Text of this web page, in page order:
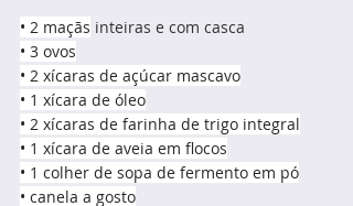
• 2 maçãs inteiras e com casca
• 3 ovos
• 2 xícaras de açúcar mascavo
• 1 xícara de óleo
• 2 xícaras de farinha de trigo integral
• 1 xícara de aveia em flocos
• 1 colher de sopa de fermento em pó
• canela a gosto